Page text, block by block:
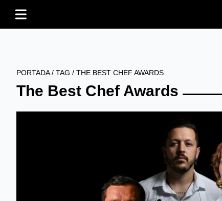
PORTADA/ TAG / THE BEST CHEF AWARDS
The Best Chef Awards